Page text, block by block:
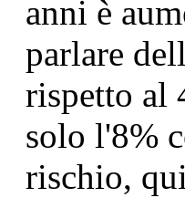
anni è
parlare
rispetto al
solo l'8%
rischio,